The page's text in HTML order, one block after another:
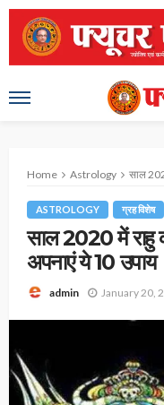
Home Astrology साल
ASTROLOGY ग्रह विशेष
साल 2020 में राहु
अपनाएं ये 10 उपाय
admin January 20,